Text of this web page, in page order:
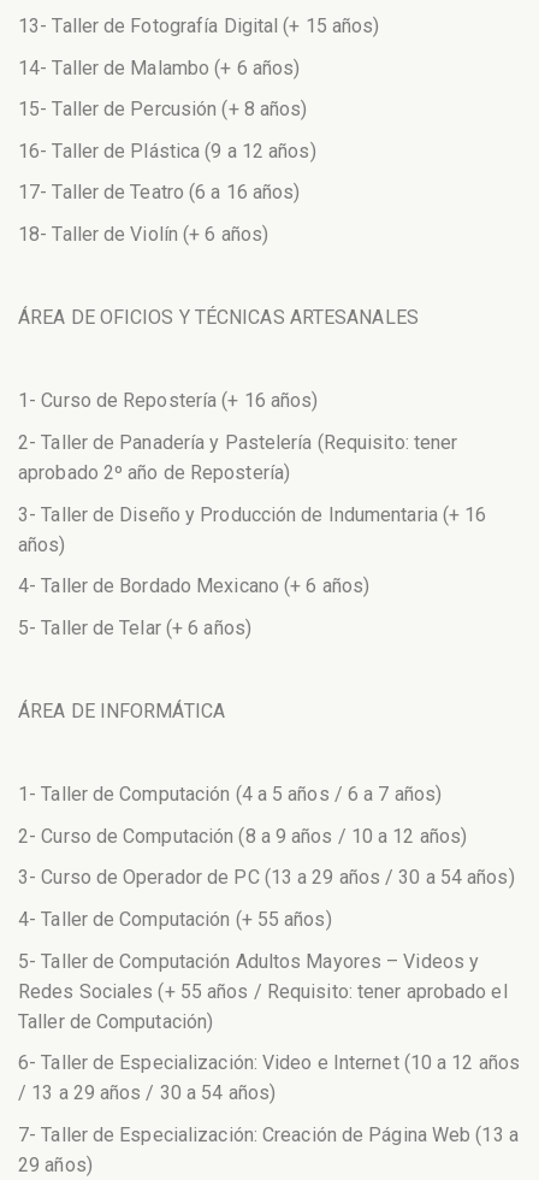
13- Taller de Fotografía Digital (+ 15 años)
14- Taller de Malambo (+ 6 años)
15- Taller de Percusión (+ 8 años)
16- Taller de Plástica (9 a 12 años)
17- Taller de Teatro (6 a 16 años)
18- Taller de Violín (+ 6 años)
ÁREA DE OFICIOS Y TÉCNICAS ARTESANALES
1- Curso de Repostería (+ 16 años)
2- Taller de Panadería y Pastelería (Requisito: tener
aprobado 2º año de Repostería)
3- Taller de Diseño y Producción de Indumentaria (+ 16
años)
4- Taller de Bordado Mexicano (+ 6 años)
5- Taller de Telar (+ 6 años)
ÁREA DE INFORMÁTICA
1- Taller de Computación (4 a 5 años / 6 a 7 años)
2- Curso de Computación (8 a 9 años / 10 a 12 años)
3- Curso de Operador de PC (13 a 29 años / 30 a 54 años)
4- Taller de Computación (+ 55 años)
5- Taller de Computación Adultos Mayores – Videos y
Redes Sociales (+ 55 años / Requisito: tener aprobado el
Taller de Computación)
6- Taller de Especialización: Video e Internet (10 a 12 años
/ 13 a 29 años / 30 a 54 años)
7- Taller de Especialización: Creación de Página Web (13 a
29 años)